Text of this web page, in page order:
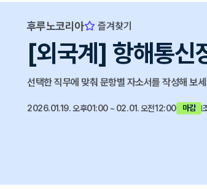
후루노코리아 즐겨찾기
[외국계] 항해통신
선택한 직무에 맞춰 문항별 자소서를 작성해 보
2026.01.19. 오후01:00 ~ 02.01. 오전12:00 마감